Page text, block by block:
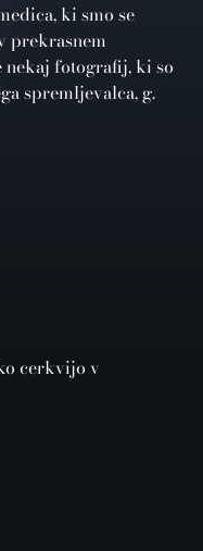
ki smo se
prekrasnem
fotografij, ki so
spremljevalca, g.
cerkvijo v